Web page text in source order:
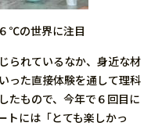
℃の世界に注目
られているなか、身近な材
った直接体験を通して理科
たもので、今年で６回目に
トには「とても楽しかっ